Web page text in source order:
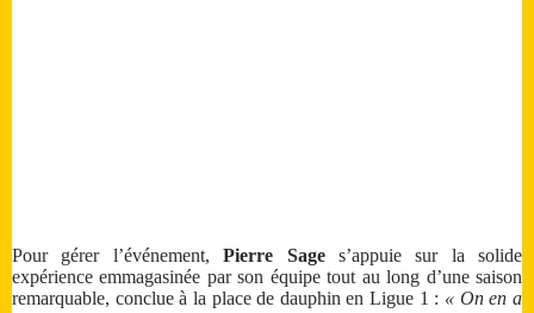
Pour gérer l’événement,Pierre Sages’appuie sur la solide
expérience emmagasinée par son équipe tout au long d’une saison
remarquable, conclue à la place de dauphin en Ligue 1 : « On en a